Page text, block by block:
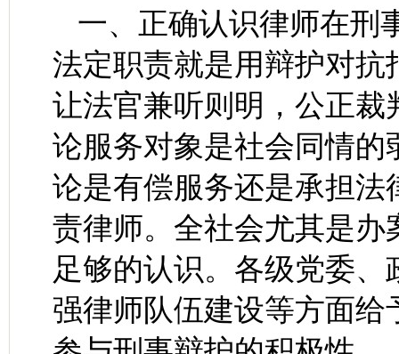
一、正确认识律师在刑
法定职责就是用辩护对
让法官兼听则明，公正
论服务对象是社会同情的
论是有偿服务还是承担
责律师。全社会尤其是
足够的认识。各级党委
强律师队伍建设等方面